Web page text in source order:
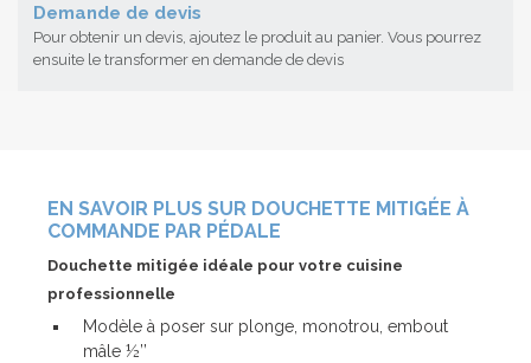
Demande de devis
Pour obtenir un devis, ajoutez le produit au panier. Vous pourrez
ensuite le transformer en demande de devis
EN SAVOIR PLUS SUR DOUCHETTE MITIGÉE À
COMMANDE PAR PÉDALE
Douchette mitigée idéale pour votre cuisine
professionnelle
Modèle à poser sur plonge, monotrou, embout
mâle ½’’